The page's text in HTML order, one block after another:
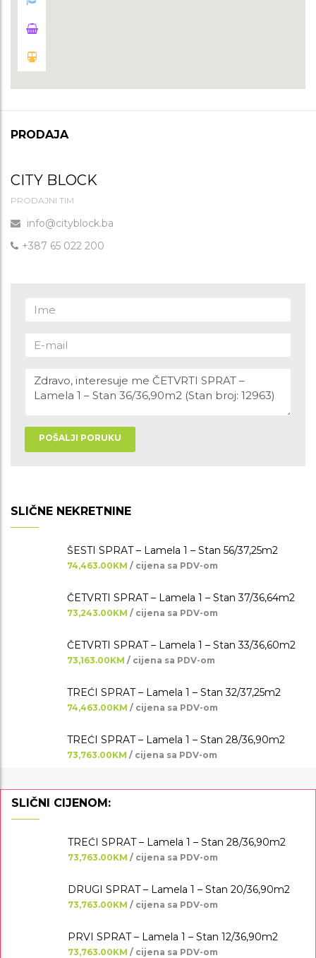
PRODAJA
CITY BLOCK
PRODAJNI TIM
info@cityblock.ba
+387 65 022 200
POŠALJI PORUKU
SLIČNE NEKRETNINE
ŠESTI SPRAT – Lamela 1 – Stan 56/37,25m2
74,463.00KM / cijena sa PDV-om
ČETVRTI SPRAT – Lamela 1 – Stan 37/36,64m2
73,243.00KM / cijena sa PDV-om
ČETVRTI SPRAT – Lamela 1 – Stan 33/36,60m2
73,163.00KM / cijena sa PDV-om
TREĆI SPRAT – Lamela 1 – Stan 32/37,25m2
74,463.00KM / cijena sa PDV-om
TREĆI SPRAT – Lamela 1 – Stan 28/36,90m2
73,763.00KM / cijena sa PDV-om
SLIČNI CIJENOM:
TREĆI SPRAT – Lamela 1 – Stan 28/36,90m2
73,763.00KM / cijena sa PDV-om
DRUGI SPRAT – Lamela 1 – Stan 20/36,90m2
73,763.00KM / cijena sa PDV-om
PRVI SPRAT – Lamela 1 – Stan 12/36,90m2
73,763.00KM / cijena sa PDV-om